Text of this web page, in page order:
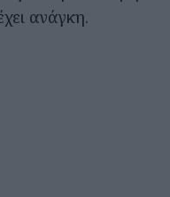
ανάγκη.